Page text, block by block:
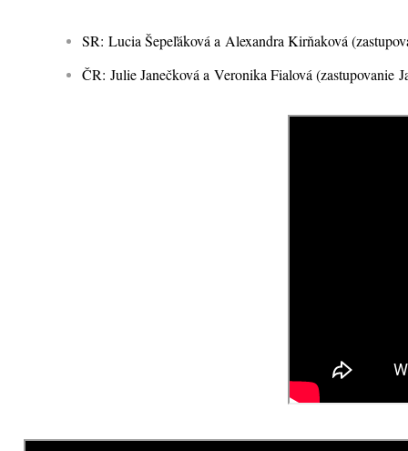
SR: Lucia Šepeľáková a Alexandra Kirňaková
ČR: Julie Janečková a Veronika Fialová